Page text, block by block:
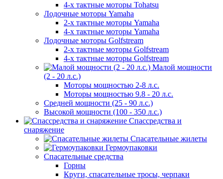
4-х тактные моторы Tohatsu
Лодочные моторы Yamaha
2-х тактные моторы Yamaha
4-х тактные моторы Yamaha
Лодочные моторы Golfstream
2-х тактные моторы Golfstream
4-х тактные моторы Golfstream
Малой мощности
(2 - 20 л.с.)
Моторы мощностью 2-8 л.с.
Моторы мощностью 9.8 - 20 л.с.
Средней мощности (25 - 90 л.с.)
Высокой мощности (100 - 350 л.с.)
Спассредства и
снаряжение
Спасательные жилеты
Гермоупаковки
Спасательные средства
Горны
Круги, спасательные тросы, черпаки